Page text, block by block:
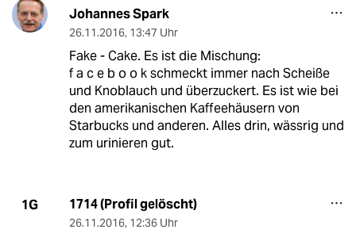
Johannes Spark
26.11.2016, 13:47 Uhr
Fake - Cake. Es ist die Mischung:
f a c e b o o k schmeckt immer nach Scheiße
und Knoblauch und überzuckert. Es ist wie bei
den amerikanischen Kaffeehäusern von
Starbucks und anderen. Alles drin, wässrig und
zum urinieren gut.
1G 1714 (Profil gelöscht)
26.11.2016, 12:36 Uhr